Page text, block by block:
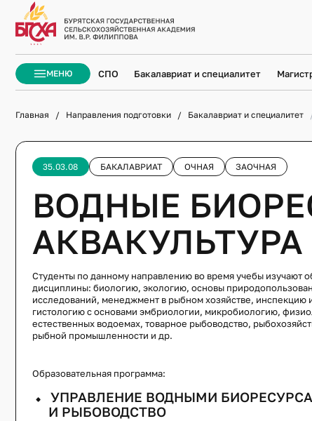
МЕНЮ
ЗАКРЫТЬ
СПО Бакалавриат и специалитет
ОБ
ПОЧЕМУ
Главная Направления подготовки Бакалавриат и специалитет
35.03.08 БАКАЛАВРИАТ ОЧНАЯ ЗАОЧНАЯ
ВОДНЫЕ
АКВАКУЛЬТУРА
Студенты по данному направлению во время учебы изучают
дисциплины: биологию, экологию, основы
исследований, менеджмент в рыбном хозяйстве, инспекцию
гистологию с основами эмбриологии, микробиологию,
естественных водоемах, товарное рыбоводство,
рыбной промышленности и др.
Образовательная программа:
УПРАВЛЕНИЕ ВОДНЫМИ
И РЫБОВОДСТВО